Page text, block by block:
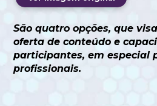
São quatro opções, que
oferta de conteúdo e
participantes, em especial
profissionais.